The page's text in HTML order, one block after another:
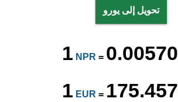
تحويل إلى يورو
1 NPR = 0.00570
1 EUR = 175.457